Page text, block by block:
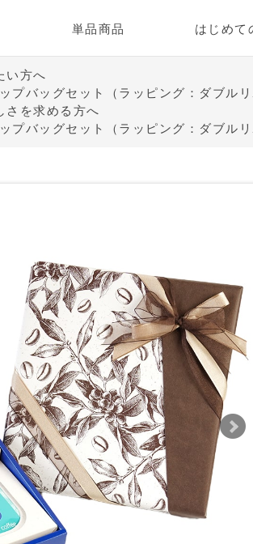
単品商品 はじめて
い方へ
プバッグセット（ラッピング：ダブル
さを求める方へ
プバッグセット（ラッピング：ダブル